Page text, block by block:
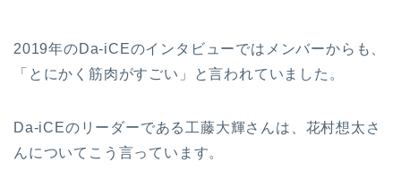
2019年のDa-iCEのインタビューではメンバーからも、
「とにかく筋肉がすごい」と言われていました。
Da-iCEのリーダーである工藤大輝さんは、花村想太さ
んについてこう言っています。